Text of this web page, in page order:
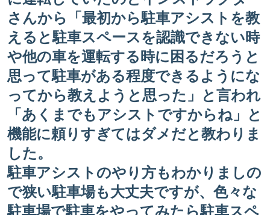
さんから「最初から駐車アシストを教
えると駐車スペースを認識できない時
や他の車を運転する時に困るだろうと
思って駐車がある程度できるようにな
ってから教えようと思った」と言われ
「あくまでもアシストですからね」と
機能に頼りすぎてはダメだと教わりま
した。
駐車アシストのやり方もわかりましの
で狭い駐車場も大丈夫ですが、色々な
駐車場で駐車をやってみたら駐車スペ